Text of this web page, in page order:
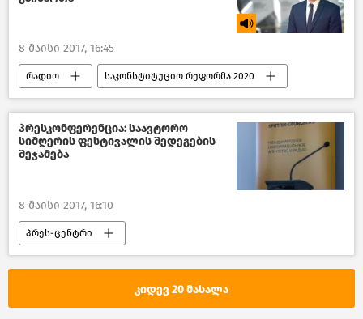
8 მაისი 2017, 16:45
რადიო საკონსტიტუციო რეფორმა 2020
პრესკონფერენცია: საავტორო
სიმღერის ფესტივალის შედეგების
შეჯამება
8 მაისი 2017, 16:10
პრეს-ცენტრი
კიდევ 20 მასალა